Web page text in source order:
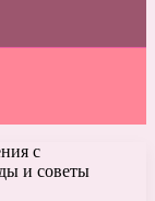
с
и советы